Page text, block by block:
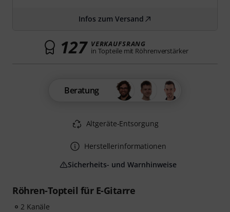
Röhren-Topteil für E-Gitarre
2 Kanäle
Infos zum Versand
127 VERKAUFSRANG
in Topteile mit Röhrenverstärker
Beratung
Altgeräte-Entsorgung
Herstellerinformationen
Sicherheits- und Warnhinweise